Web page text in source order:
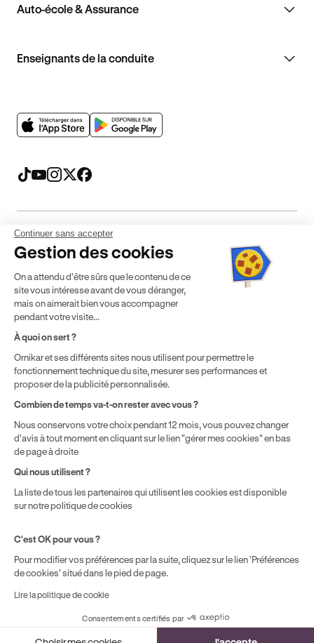
Auto-école & Assurance
Enseignants de la conduite
Mentions légales CGV CGU Politique de confidentialité
* Détail des conditions de nos offres
localisation géographique et du type de formules que vous
achetez comme détaillé dans nosConditions Générales de
Vente.
Continuer sans accepter
Gestion des cookies
On a attendu d'être sûrs que le contenu de ce
site vous intéresse avant de vous déranger,
mais on aimerait bien vous accompagner
pendant votre visite...
À quoi on sert ?
Ornikar et ses différents sites nous utilisent pour permettre le
fonctionnement technique du site, mesurer ses performances et
proposer de la publicité personnalisée.
Combien de temps va-t-on rester avec vous ?
Nous conservons votre choix pendant 12 mois, vous pouvez changer
d'avis à tout moment en cliquant sur le lien "gérer mes cookies" en bas
de page à droite
Qui nous utilisent ?
La liste de tous les partenaires qui utilisent les cookies est disponible
sur notre politique de cookies
C'est OK pour vous ?
Pour modifier vos préférences par la suite, cliquez sur le lien 'Préférences
de cookies' situé dans le pied de page.
Lire la politique de cookie
Consentements certifiés par
Cookies